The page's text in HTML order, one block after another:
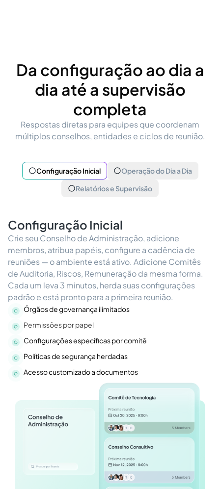
Da configuração ao dia a
dia até a supervisão
completa
Respostas diretas para equipes que coordenam
múltiplos conselhos, entidades e ciclos de reunião.
Configuração Inicial
Operação do Dia a Dia
Relatórios e Supervisão
Configuração Inicial
Crie seu Conselho de Administração, adicione
membros, atribua papéis, configure a cadência de
reuniões — o ambiente está ativo. Adicione Comitês
de Auditoria, Riscos, Remuneração da mesma forma.
Cada um leva 3 minutos, herda suas configurações
padrão e está pronto para a primeira reunião.
Órgãos de governança ilimitados
Permissões por papel
Configurações específicas por comitê
Políticas de segurança herdadas
Acesso customizado a documentos